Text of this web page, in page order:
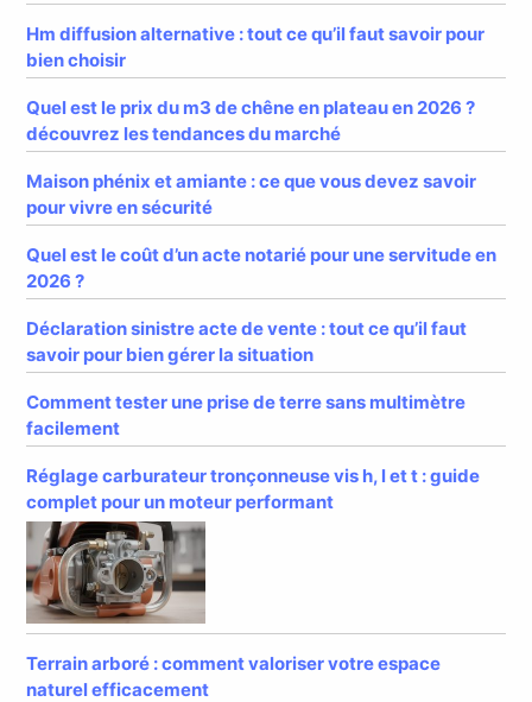
Hm diffusion alternative : tout ce qu’il faut savoir pour
bien choisir
Quel est le prix du m3 de chêne en plateau en 2026 ?
découvrez les tendances du marché
Maison phénix et amiante : ce que vous devez savoir
pour vivre en sécurité
Quel est le coût d’un acte notarié pour une servitude en
2026 ?
Déclaration sinistre acte de vente : tout ce qu’il faut
savoir pour bien gérer la situation
Comment tester une prise de terre sans multimètre
facilement
Réglage carburateur tronçonneuse vis h, l et t : guide
complet pour un moteur performant
Terrain arboré : comment valoriser votre espace
naturel efficacement